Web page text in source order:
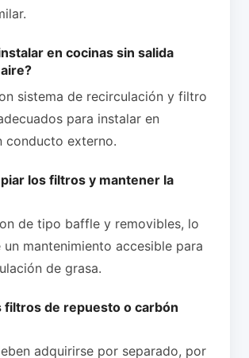
en cocinas sin salida
sistema de recirculación y filtro
para instalar en
conducto externo.
los filtros y mantener la
de tipo baffle y removibles, lo
mantenimiento accesible para
de grasa.
filtros de repuesto o carbón
adquirirse por separado, por